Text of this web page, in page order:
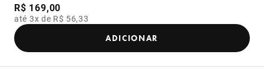
R$ 169,00
até 3x de R$ 56,33
ADICIONAR